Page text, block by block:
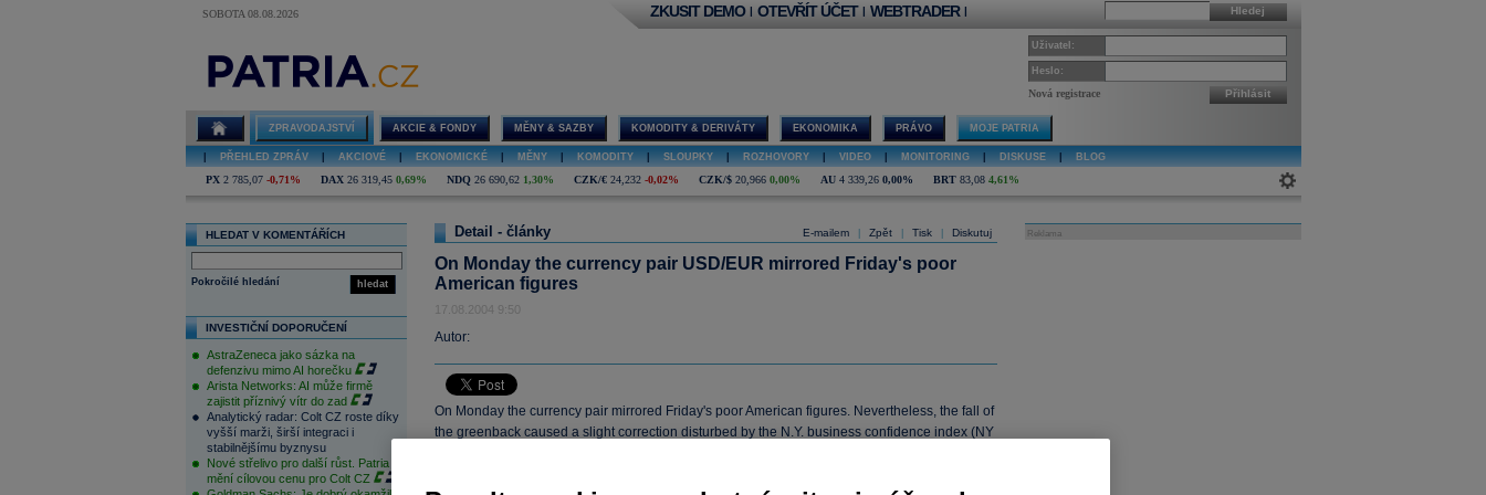
SOBOTA 08.08.2026 Hledej
ZKUSIT DEMO | OTEVŘÍT ÚČET | WEBTRADER |
Uživatel:
Heslo:
Nová registrace Přihlásit
ZPRAVODAJSTVÍ AKCIE & FONDY MĚNY & SAZBY KOMODITY & DERIVÁTY EKONOMIKA PRÁVO MOJE PATRIA
PŘEHLED ZPRÁV AKCIOVÉ EKONOMICKÉ MĚNY KOMODITY SLOUPKY ROZHOVORY VIDEO MONITORING DISKUSE BLOG
PX 2 785,07 -0,71% DAX 26 319,45 0,69% NDQ 26 690,62 1,30% CZK/€ 24,232 -0,02% CZK/$ 20,966 0,00% AU 4 339,26 0,00% BRT 83,08 4,61%
HLEDAT V KOMENTÁŘÍCH
hledat
Pokročilé hledání
INVESTIČNÍ DOPORUČENÍ
AstraZeneca jako sázka na
defenzivu mimo AI horečku
Arista Networks: AI může firmě
zajistit příznivý vítr do zad
Analytický radar: Colt CZ roste díky
vyšší marži, širší integraci i
stabilnějšímu byznysu
Nové střelivo pro další růst. Patria
mění cílovou cenu pro Colt CZ
E-mailem Zpět Tisk Diskutuj
Detail - články
On Monday the currency pair USD/EUR mirrored Friday's poor
American figures
17.08.2004 9:50
Autor:
On Monday the currency pair mirrored Friday's poor American figures. Nevertheless, the fall of
the greenback caused a slight correction disturbed by the N.Y. business confidence index (NY
Reklama